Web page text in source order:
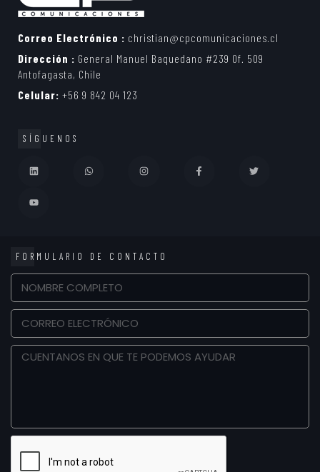
Correo Electrónico : christian@cpcomunicaciones.cl
Dirección : General Manuel Baquedano #239 Of. 509
Antofagasta, Chile
Celular: +56 9 842 04 123
SÍGUENOS
FORMULARIO DE CONTACTO